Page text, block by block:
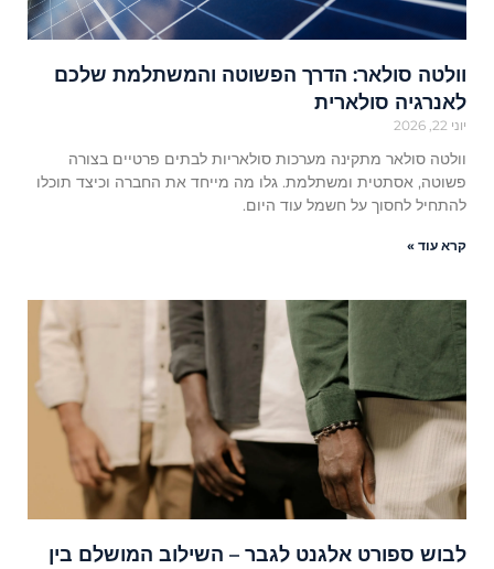
וולטה סולאר: הדרך הפשוטה והמשתלמת שלכם
לאנרגיה סולארית
יוני 22, 2026
וולטה סולאר מתקינה מערכות סולאריות לבתים פרטיים בצורה
פשוטה, אסתטית ומשתלמת. גלו מה מייחד את החברה וכיצד תוכלו
להתחיל לחסוך על חשמל עוד היום.
קרא עוד »
לבוש ספורט אלגנט לגבר – השילוב המושלם בין